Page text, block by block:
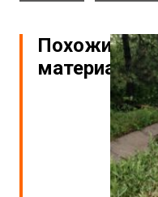
Похожие
материалы